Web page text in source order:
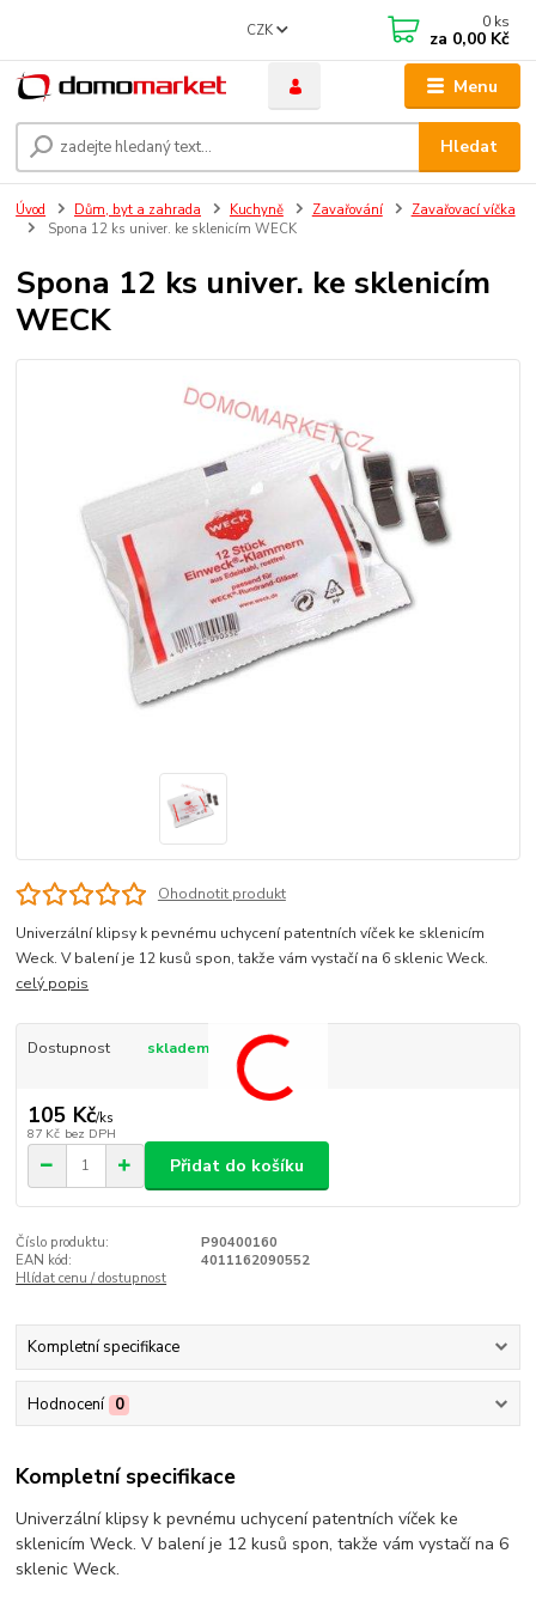
Menu
CZK
Hledat
0 ks
za 0,00 Kč
Úvod Dům, byt a zahrada Kuchyně Zavařování
Zavařovací víčka
Spona 12 ks univer. ke sklenicím WECK
Spona 12 ks univer. ke sklenicím
WECK
Ohodnotit produkt
Univerzální klipsy k pevnému uchycení patentních víček ke sklenicím
Weck. V balení je 12 kusů spon, takže vám vystačí na 6 sklenic Weck.
celý popis
Dostupnost skladem
105 Kč/ks
87 Kč bez DPH
Přidat do košíku
Číslo produktu:
P90400160
EAN kód:
4011162090552
Hlídat cenu / dostupnost
Kompletní specifikace
Hodnocení 0
Kompletní specifikace
Univerzální klipsy k pevnému uchycení patentních víček ke
sklenicím Weck. V balení je 12 kusů spon, takže vám vystačí na 6
sklenic Weck.